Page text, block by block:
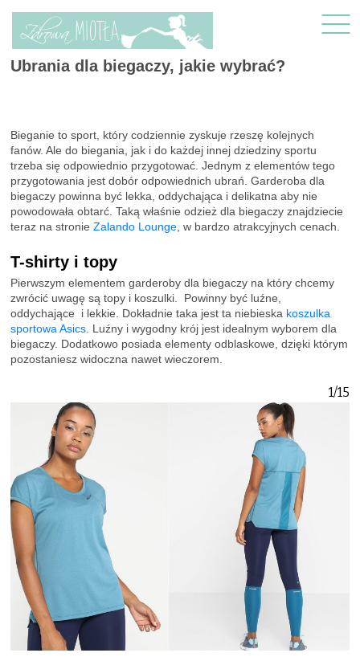
Ubrania dla biegaczy, jakie wybrać?
Bieganie to sport, który codziennie zyskuje rzeszę kolejnych
fanów. Ale do biegania, jak i do każdej innej dziedziny sportu
trzeba się odpowiednio przygotować. Jednym z elementów tego
przygotowania jest dobór odpowiednich ubrań. Garderoba dla
biegaczy powinna być lekka, oddychająca i delikatna aby nie
powodowała obtarć. Taką właśnie odzież dla biegaczy znajdziecie
teraz na stronie Zalando Lounge , w bardzo atrakcyjnych cenach.
T-shirty i topy
Pierwszym elementem garderoby dla biegaczy na który chcemy
zwrócić uwagę są topy i koszulki. Powinny być luźne,
oddychające i lekkie. Dokładnie taka jest ta niebieska koszulka
sportowa Asics . Luźny i wygodny krój jest idealnym wyborem dla
biegaczy. Dodatkowo posiada elementy odblaskowe, dzięki którym
pozostaniesz widoczna nawet wieczorem.
1/15